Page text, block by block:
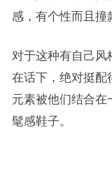
感，有个性而且撞
对于这种有自己风
在话下，绝对挺配
元素被他们结合在
髦感鞋子。